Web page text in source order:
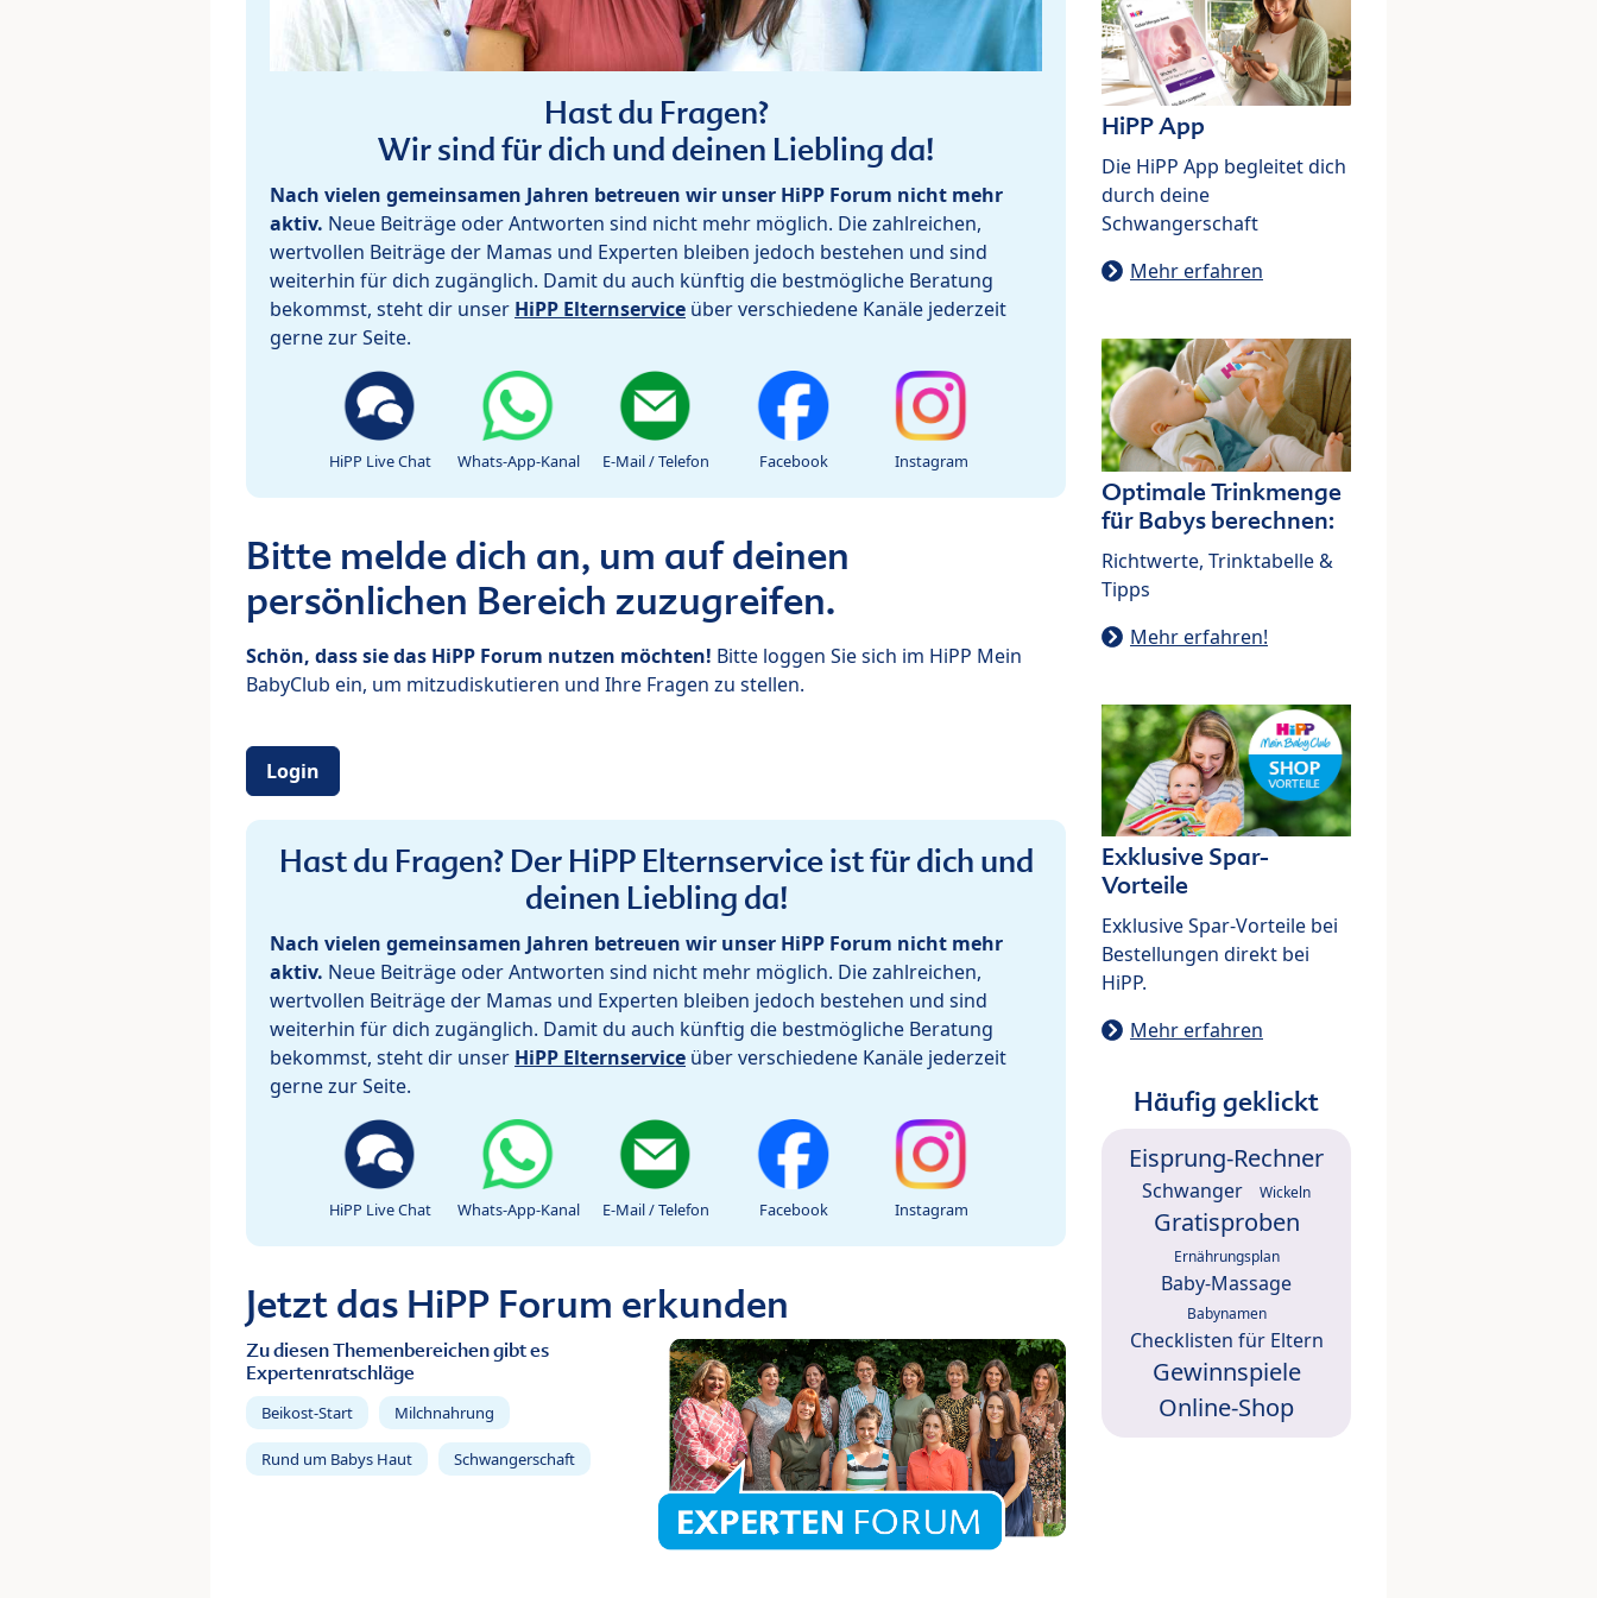
Hast du Fragen?
Wir sind für dich und deinen Liebling da!
Nach vielen gemeinsamen Jahren betreuen wir unser HiPP Forum nicht mehr
aktiv. Neue Beiträge oder Antworten sind nicht mehr möglich. Die zahlreichen,
wertvollen Beiträge der Mamas und Experten bleiben jedoch bestehen und sind
weiterhin für dich zugänglich. Damit du auch künftig die bestmögliche Beratung
bekommst, steht dir unser HiPP Elternservice über verschiedene Kanäle jederzeit
gerne zur Seite.
HiPP Live Chat Whats-App-Kanal E-Mail / Telefon Facebook Instagram
Bitte melde dich an, um auf deinen
persönlichen Bereich zuzugreifen.
Schön, dass sie das HiPP Forum nutzen möchten! Bitte loggen Sie sich im HiPP Mein
BabyClub ein, um mitzudiskutieren und Ihre Fragen zu stellen.
Login
Hast du Fragen? Der HiPP Elternservice ist für dich und
deinen Liebling da!
Nach vielen gemeinsamen Jahren betreuen wir unser HiPP Forum nicht mehr
aktiv. Neue Beiträge oder Antworten sind nicht mehr möglich. Die zahlreichen,
wertvollen Beiträge der Mamas und Experten bleiben jedoch bestehen und sind
weiterhin für dich zugänglich. Damit du auch künftig die bestmögliche Beratung
bekommst, steht dir unser HiPP Elternservice über verschiedene Kanäle jederzeit
gerne zur Seite.
HiPP Live Chat Whats-App-Kanal E-Mail / Telefon Facebook Instagram
Jetzt das HiPP Forum erkunden
Zu diesen Themenbereichen gibt es
Expertenratschläge
Beikost-Start Milchnahrung
Rund um Babys Haut Schwangerschaft
HiPP App
Die HiPP App begleitet dich
durch deine
Schwangerschaft
Mehr erfahren
Optimale Trinkmenge
für Babys berechnen:
Richtwerte, Trinktabelle &
Tipps
Mehr erfahren!
Exklusive Spar-
Vorteile
Exklusive Spar-Vorteile bei
Bestellungen direkt bei
HiPP.
Mehr erfahren
Häufig geklickt
Eisprung-Rechner
Schwanger Wickeln
Gratisproben
Ernährungsplan
Baby-Massage
Babynamen
Checklisten für Eltern
Gewinnspiele
Online-Shop